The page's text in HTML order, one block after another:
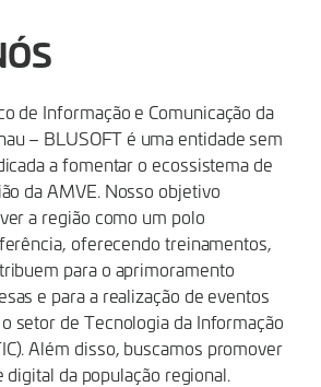
de Informação e Comunicação da
– BLUSOFT é uma entidade sem
a fomentar o ecossistema de
da AMVE. Nosso objetivo
a região como um polo
oferecendo treinamentos,
para o aprimoramento
e para a realização de eventos
setor de Tecnologia da Informação
Além disso, buscamos promover
digital da população regional.